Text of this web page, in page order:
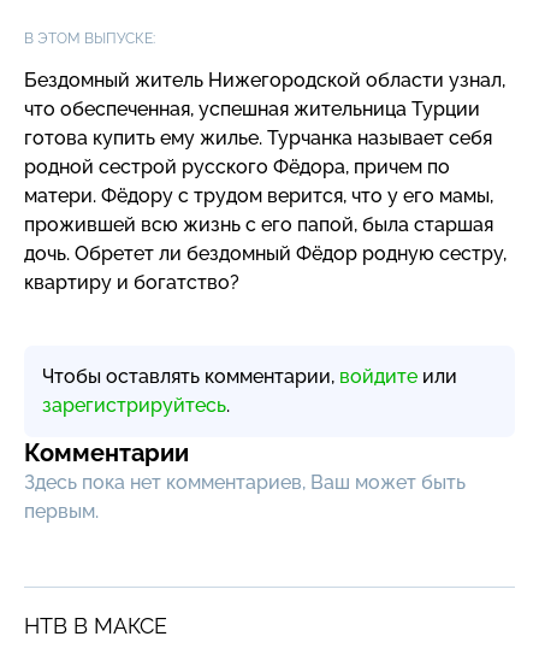
В ЭТОМ ВЫПУСКЕ:
Бездомный житель Нижегородской области узнал,
что обеспеченная, успешная жительница Турции
готова купить ему жилье. Турчанка называет себя
родной сестрой русского Фёдора, причем по
матери. Фёдору с трудом верится, что у его мамы,
прожившей всю жизнь с его папой, была старшая
дочь. Обретет ли бездомный Фёдор родную сестру,
квартиру и богатство?
Чтобы оставлять комментарии, войдите или
зарегистрируйтесь.
Комментарии
Здесь пока нет комментариев, Ваш может быть
первым.
НТВ В МАКСЕ